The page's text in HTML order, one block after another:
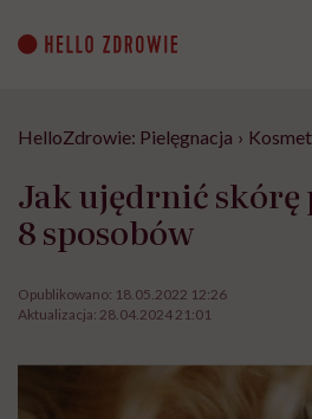
content
HelloZdrowie: Pielęgnacja ›
Jak ujędrnić skórę
8 sposobów
Opublikowano: 18.05.2022 12:26
Aktualizacja: 28.04.2024 21:01